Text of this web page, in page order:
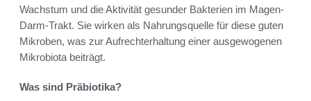
Wachstum und die Aktivität gesunder Bakterien im Magen-
Darm-Trakt. Sie wirken als Nahrungsquelle für diese guten
Mikroben, was zur Aufrechterhaltung einer ausgewogenen
Mikrobiota beiträgt.
Was sind Präbiotika?